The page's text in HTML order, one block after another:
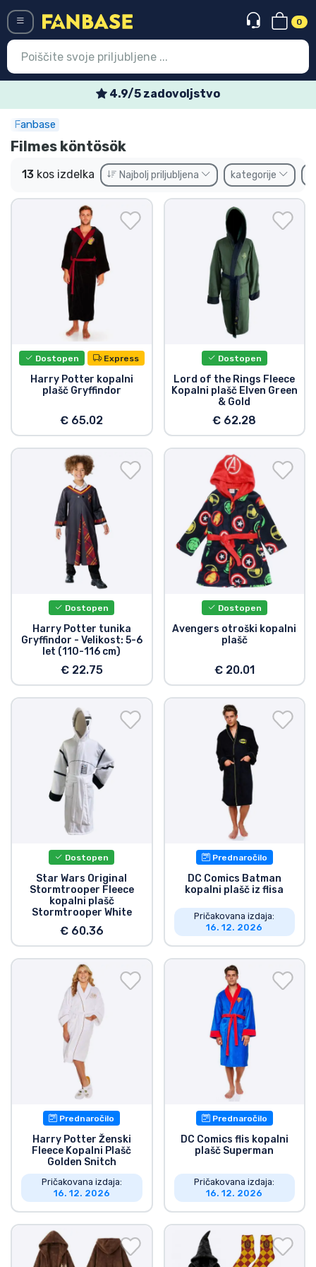
0
4.9/5 zadovoljstvo
Fanbase
Filmes köntösök
13 kos izdelka Najbolj priljubljena kategorije
Dostopen Express
Harry Potter kopalni
plašč Gryffindor
€ 65.02
Dostopen
Lord of the Rings Fleece
Kopalni plašč Elven Green
& Gold
€ 62.28
Dostopen
Harry Potter tunika
Gryffindor - Velikost: 5-6
let (110-116 cm)
€ 22.75
Dostopen
Avengers otroški kopalni
plašč
€ 20.01
Dostopen
Star Wars Original
Stormtrooper Fleece
kopalni plašč
Stormtrooper White
€ 60.36
Prednaročilo
DC Comics Batman
kopalni plašč iz flisa
Pričakovana izdaja:
16. 12. 2026
Prednaročilo
Harry Potter Ženski
Fleece Kopalni Plašč
Golden Snitch
Pričakovana izdaja:
16. 12. 2026
Prednaročilo
DC Comics flis kopalni
plašč Superman
Pričakovana izdaja:
16. 12. 2026
Najnovejsi izdelki
Prodajni izdelki
Ekspresna dostava
Prednaročila
Outlet izdelki
Dostava in plačilo
Tv serijske izdelki
Risani izdelki
Anime izdelki
Gamer izdelki
Športne izdelki
Glasbene izdelki
Vrste izdelkov